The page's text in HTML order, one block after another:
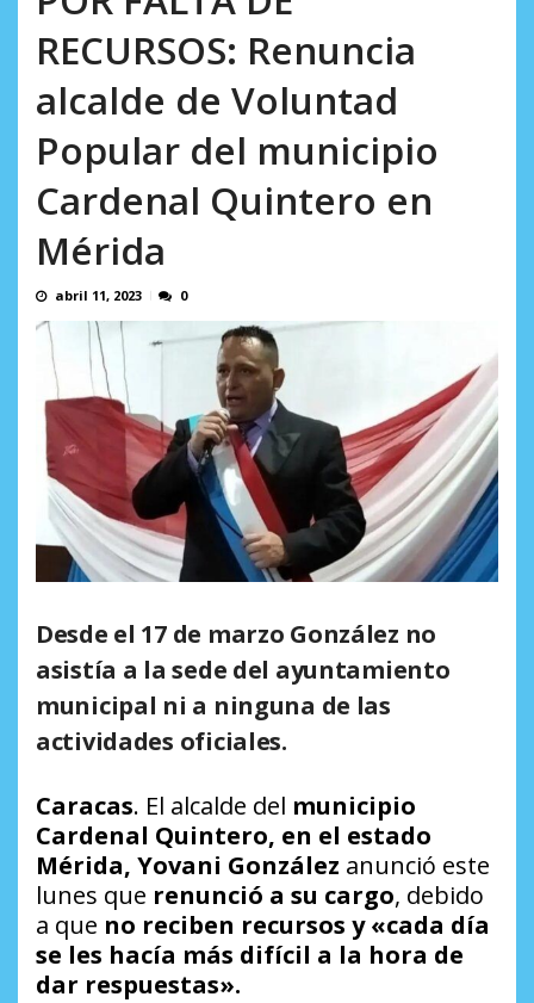
RECURSOS: Renuncia
alcalde de Voluntad
Popular del municipio
Cardenal Quintero en
Mérida
abril 11, 2023 0
Desde el 17 de marzo González no
asistía a la sede del ayuntamiento
municipal ni a ninguna de las
actividades oficiales.
Caracas. El alcalde del municipio
Cardenal Quintero, en el estado
Mérida, Yovani González anunció este
lunes que renunció a su cargo, debido
a que no reciben recursos y «cada día
se les hacía más difícil a la hora de
dar respuestas».